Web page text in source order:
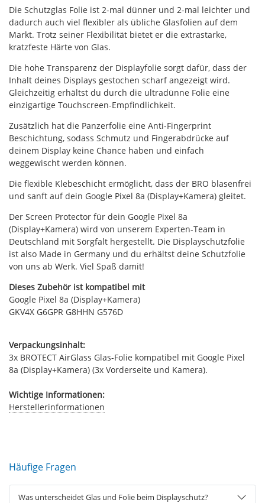
Die Schutzglas Folie ist 2-mal dünner und 2-mal leichter und
dadurch auch viel flexibler als übliche Glasfolien auf dem
Markt. Trotz seiner Flexibilität bietet er die extrastarke,
kratzfeste Härte von Glas.
Die hohe Transparenz der Displayfolie sorgt dafür, dass der
Inhalt deines Displays gestochen scharf angezeigt wird.
Gleichzeitig erhältst du durch die ultradünne Folie eine
einzigartige Touchscreen-Empfindlichkeit.
Zusätzlich hat die Panzerfolie eine Anti-Fingerprint
Beschichtung, sodass Schmutz und Fingerabdrücke auf
deinem Display keine Chance haben und einfach
weggewischt werden können.
Die flexible Klebeschicht ermöglicht, dass der BRO blasenfrei
und sanft auf dein Google Pixel 8a (Display+Kamera) gleitet.
Der Screen Protector für dein Google Pixel 8a
(Display+Kamera) wird von unserem Experten-Team in
Deutschland mit Sorgfalt hergestellt. Die Displayschutzfolie
ist also Made in Germany und du erhältst deine Schutzfolie
von uns ab Werk. Viel Spaß damit!
Dieses Zubehör ist kompatibel mit
Google Pixel 8a (Display+Kamera)
GKV4X G6GPR G8HHN G576D
Verpackungsinhalt:
3x BROTECT AirGlass Glas-Folie kompatibel mit Google Pixel
8a (Display+Kamera) (3x Vorderseite und Kamera).
Wichtige Informationen:
Herstellerinformationen
Häufige Fragen
Was unterscheidet Glas und Folie beim Displayschutz?